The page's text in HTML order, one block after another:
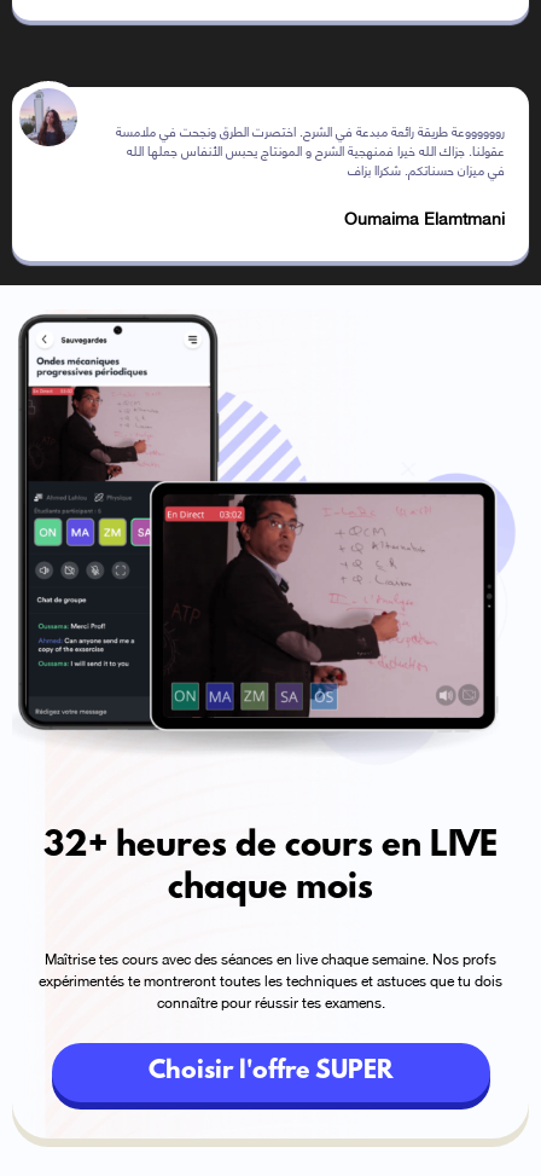
رووووووعة طريقة رائعة مبدعة في الشرح. اختصرت الطرق ونجحت في ملامسة
عقولنا. جزاك الله خيرا فمنهجية الشرح و المونتاج يحبس الأنفاس جعلها الله
في ميزان حسناتكم. شكراا بزاف
Oumaima Elamtmani
32+ heures de cours en LIVE
chaque mois
Maîtrise tes cours avec des séances en live chaque semaine. Nos profs
expérimentés te montreront toutes les techniques et astuces que tu dois
connaître pour réussir tes examens.
Choisir l'offre SUPER